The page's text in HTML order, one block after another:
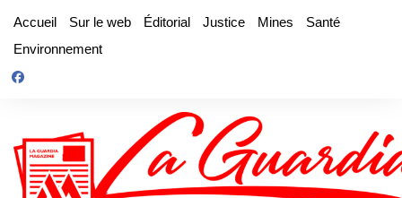
contenu
Accueil Sur le web Éditorial Justice Mines
Santé
Environnement